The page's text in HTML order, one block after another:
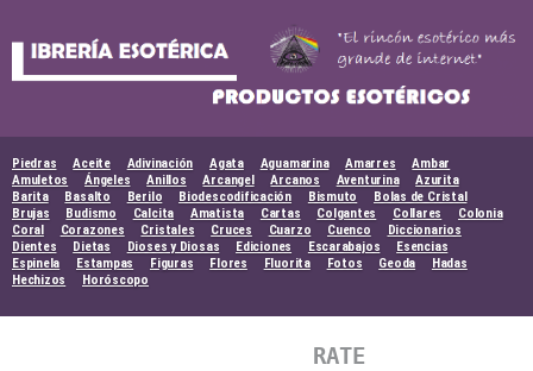
Piedras Aceite Adivinación Agata Aguamarina Amarres
Ambar
Amuletos
Ángeles Anillos Arcangel Arcanos Aventurina
Azurita
Barita
Basalto Berilo Biodescodificación Bismuto
Bolas de Cristal
Brujas
Budismo Calcita Amatista Cartas Colgantes Collares
Colonia
Coral
Corazones Cristales Cruces Cuarzo Cuenco
Diccionarios
Dientes
Dietas Dioses y Diosas Ediciones Escarabajos
Esencias
Espinela
Estampas Figuras Flores Fluorita Fotos Geoda
Hadas
Hechizos
Horóscopo
RATE